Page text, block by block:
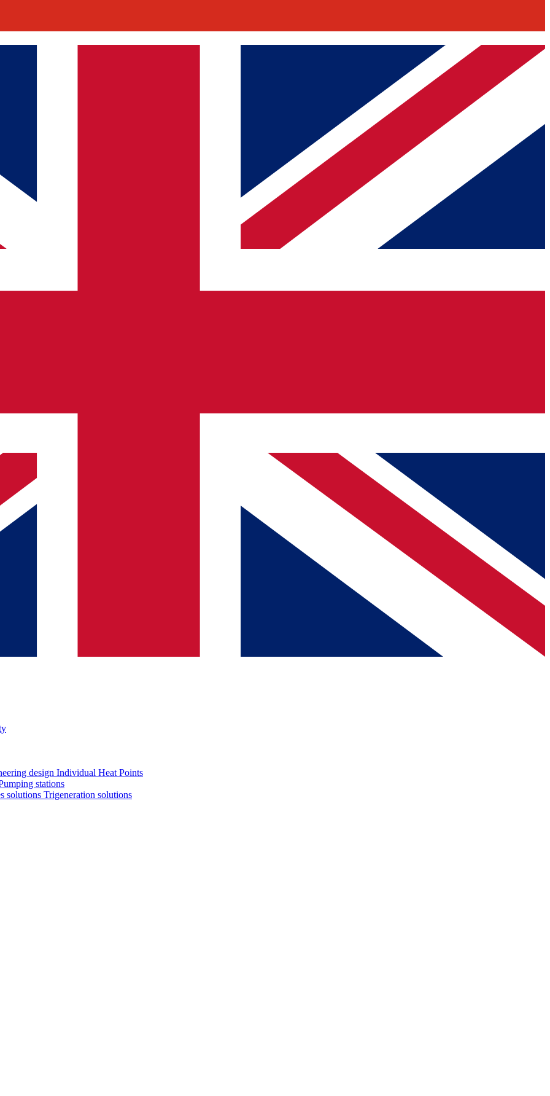
design Individual Heat Points
stations
solutions Trigeneration solutions